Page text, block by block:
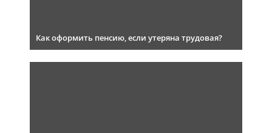
Как оформить пенсию, если утеряна трудовая?